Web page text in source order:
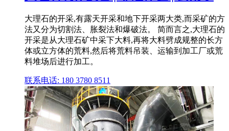
大理石的开采,有露天开采和地下开采两大类,而采矿的方
法又分为切割法、胀裂法和爆破法。 简而言之,大理石的
开采是从大理石矿中采下大料,再将大料劈成规整的长方
体或立方体的荒料,然后将荒料吊装、运输到加工厂或荒
料堆场后进行加工。
联系电话: 180 3780 8511